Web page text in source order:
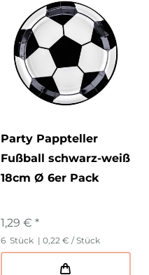
Party Pappteller
Fußball schwarz-weiß
18cm Ø 6er Pack
1,29 € *
6 Stück | 0,22 € / Stück